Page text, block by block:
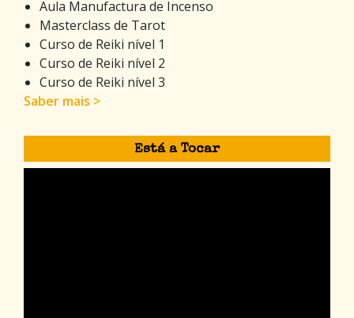
Aula Manufactura de Incenso
Masterclass de Tarot
Curso de Reiki nível 1
Curso de Reiki nível 2
Curso de Reiki nível 3
Saber mais >
Está a Tocar